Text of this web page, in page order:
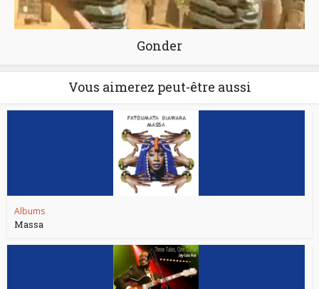
Gonder
Vous aimerez peut-être aussi
Albums
Massa